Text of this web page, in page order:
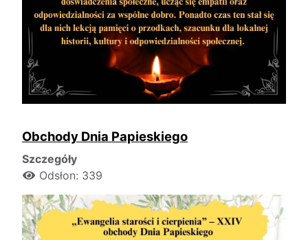
Obchody Dnia Papieskiego
Szczegóły
Odsłon: 339